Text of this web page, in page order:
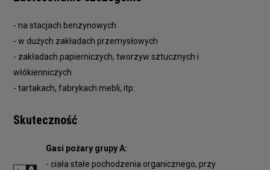
- na stacjach benzynowych
- w dużych zakładach przemysłowych
- zakładach papierniczych, tworzyw sztucznych i
włókienniczych
- tartakach, fabrykach mebli, itp.
Skuteczność
Gasi pożary grupy A:
- ciała stałe pochodzenia organicznego, przy